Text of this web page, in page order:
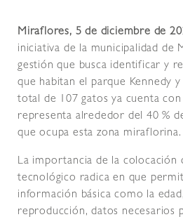
Miraflores, 5 de diciembre de
iniciativa de la municipalidad de
gestión que busca identificar y
que habitan el parque Kennedy
total de 107 gatos ya cuenta
representa alrededor del 40 %
que ocupa esta zona miraflorina.
La importancia de la colocación
tecnológico radica en que
información básica como la
reproducción, datos necesarios